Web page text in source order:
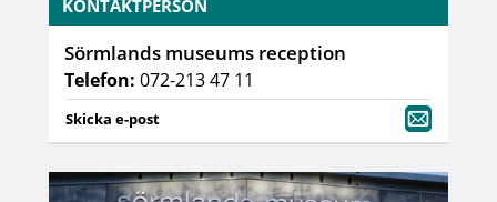
KONTAKTPERSON
Sörmlands museums reception
Telefon: 072-213 47 11
Skicka e-post